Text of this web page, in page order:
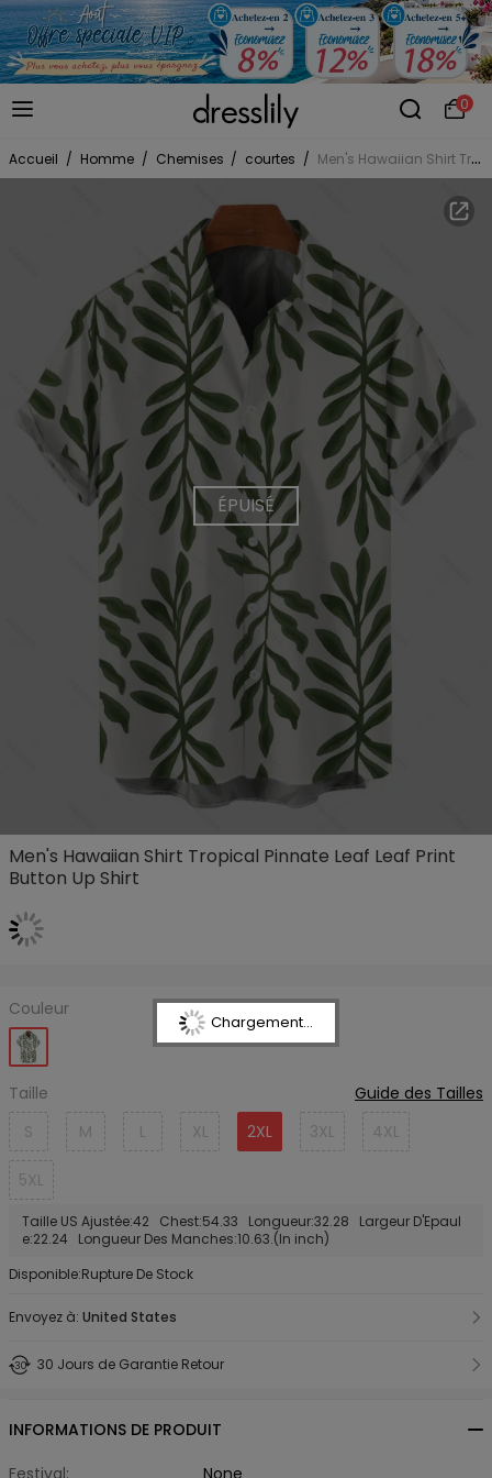
0
Accueil / Homme / Chemises / courtes / Men's Hawaiian Shirt Tropical Pinnate Leaf Leaf Print Button Up Shirt
ÉPUISÉ
Men's Hawaiian Shirt Tropical Pinnate Leaf Leaf Print
Button Up Shirt
Couleur
Taille
Guide des Tailles
S
M L XL 2XL 3XL 4XL
5XL
Taille US Ajustée:42 Chest:54.33 Longueur:32.28 Largeur D'Epaul
e:22.24 Longueur Des Manches:10.63.(In inch)
Disponible:Rupture De Stock
Envoyez à: United States
30 Jours de Garantie Retour
INFORMATIONS DE PRODUIT
Chargement...